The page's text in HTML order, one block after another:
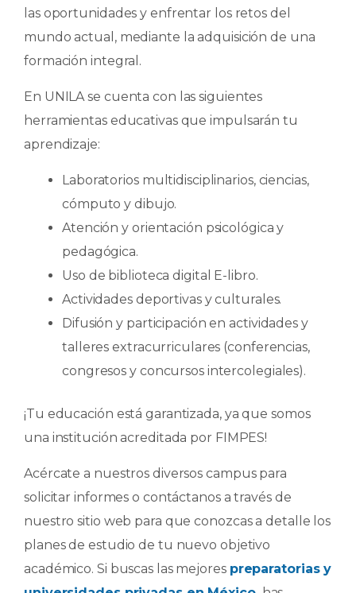
las oportunidades y enfrentar los retos del
mundo actual, mediante la adquisición de una
formación integral.
En UNILA se cuenta con las siguientes
herramientas educativas que impulsarán tu
aprendizaje:
Laboratorios multidisciplinarios, ciencias,
cómputo y dibujo.
Atención y orientación psicológica y
pedagógica.
Uso de biblioteca digital E-libro.
Actividades deportivas y culturales.
Difusión y participación en actividades y
talleres extracurriculares (conferencias,
congresos y concursos intercolegiales).
¡Tu educación está garantizada, ya que somos
una institución acreditada por FIMPES!
Acércate a nuestros diversos campus para
solicitar informes o contáctanos a través de
nuestro sitio web para que conozcas a detalle los
planes de estudio de tu nuevo objetivo
académico. Si buscas las mejores preparatorias y